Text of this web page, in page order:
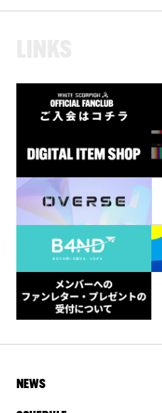
NEWS